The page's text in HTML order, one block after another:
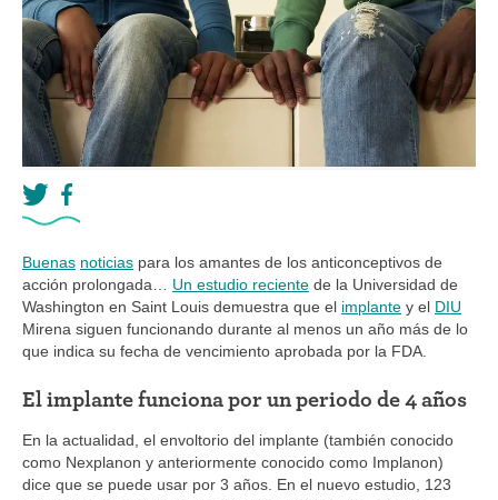
Buenas noticias para los amantes de los anticonceptivos de
acción prolongada… Un estudio reciente de la Universidad de
Washington en Saint Louis demuestra que el implante y el DIU
Mirena siguen funcionando durante al menos un año más de lo
que indica su fecha de vencimiento aprobada por la FDA.
El implante funciona por un periodo de 4 años
En la actualidad, el envoltorio del implante (también conocido
como Nexplanon y anteriormente conocido como Implanon)
dice que se puede usar por 3 años. En el nuevo estudio, 123